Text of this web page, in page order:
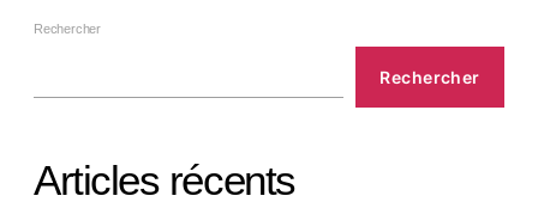
Rechercher
Rechercher
Articles récents